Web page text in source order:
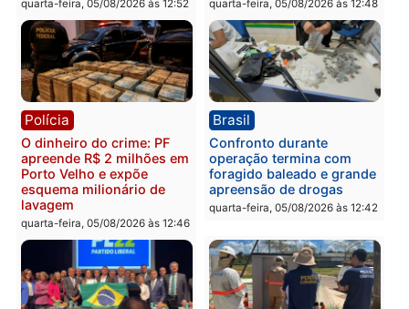
vizinho no bairro Ulysses
Guimarães
quinta-feira, 06/08/2026 às 09:24
presos por receptação e
adulteração de veículos
em Porto Velho
quinta-feira, 06/08/2026 às
Polícia
Homem é preso com
drogas durante ação da
PM no Castanheira
quinta-feira, 06/08/2026 às 09:02
Polícia
homens por tortura,
tráfico e posse de arma
Itapuã
quinta-feira, 06/08/2026 às